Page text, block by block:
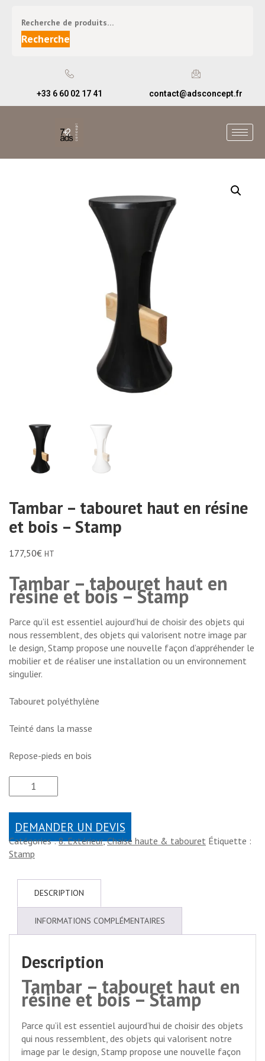
Recherche
+33 6 60 02 17 41 contact@adsconcept.fr
Tambar – tabouret haut en résine
et bois – Stamp
177,50€ HT
Tambar – tabouret haut en
résine et bois – Stamp
Parce qu’il est essentiel aujourd’hui de choisir des objets qui
nous ressemblent, des objets qui valorisent notre image par
le design, Stamp propose une nouvelle façon d’appréhender le
mobilier et de réaliser une installation ou un environnement
singulier.
Tabouret polyéthylène
Teinté dans la masse
Repose-pieds en bois
DEMANDER UN DEVIS
Catégories :8. Extérieur,Chaise haute & tabouret Étiquette :
Stamp
DESCRIPTION
INFORMATIONS COMPLÉMENTAIRES
Description
Tambar – tabouret haut en
résine et bois – Stamp
Parce qu’il est essentiel aujourd’hui de choisir des objets
qui nous ressemblent, des objets qui valorisent notre
image par le design, Stamp propose une nouvelle façon